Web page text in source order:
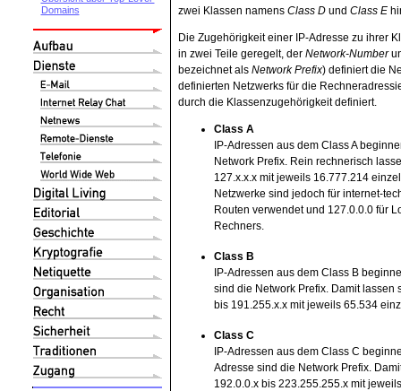
Domains
zwei Klassen namens Class Dund Class E
Die Zugehörigkeit einer IP-Adresse zu ihrer
in zwei Teile geregelt, der Network-Number
bezeichnet als Network Prefix) definiert die
definierten Netzwerks für die
durch die Klassenzugehörigkeit definiert.
Class A
IP-Adressen aus dem Class A
Network Prefix. Rein rechnerisch
127.x.x.x mit jeweils 16.777.214
Netzwerke sind jedoch für internet-
Routen verwendet und 127.0.0.0 für
Rechners.
Class B
IP-Adressen aus dem Class B
sind die Network Prefix. Damit lassen
bis 191.255.x.x mit jeweils 65.534
Class C
IP-Adressen aus dem Class C
Adresse sind die Network Prefix.
192.0.0.x bis 223.255.255.x mit